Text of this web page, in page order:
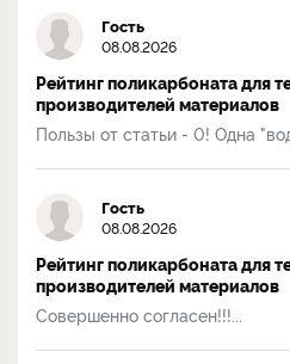
Гость
08.08.2026
Рейтинг поликарбоната для
производителей материалов
Пользы от статьи - 0! Одна
Гость
08.08.2026
Рейтинг поликарбоната для
производителей материалов
Совершенно согласен!!!...